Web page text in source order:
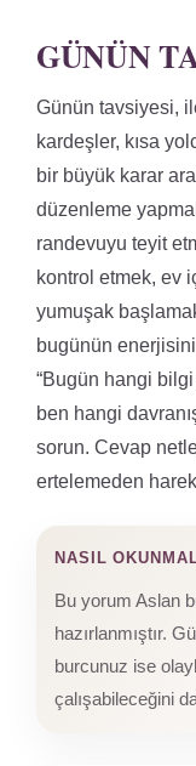
GÜNÜN
Günün tavsiyesi,
kardeşler, kısa
bir büyük karar
düzenleme
randevuyu teyit
kontrol etmek, ev
yumuşak
bugünün
“Bugün hangi
ben hangi
sorun. Cevap
ertelemeden
NASIL
Bu yorum Aslan
hazırlanmıştır.
burcunuz ise
çalışabileceğini